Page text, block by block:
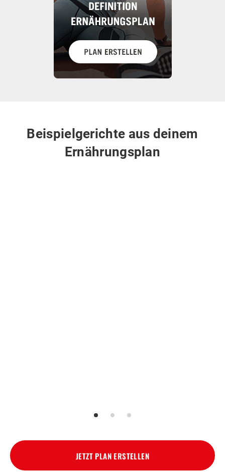
Beispielgerichte aus deinem
Ernährungsplan
JETZT PLAN ERSTELLEN